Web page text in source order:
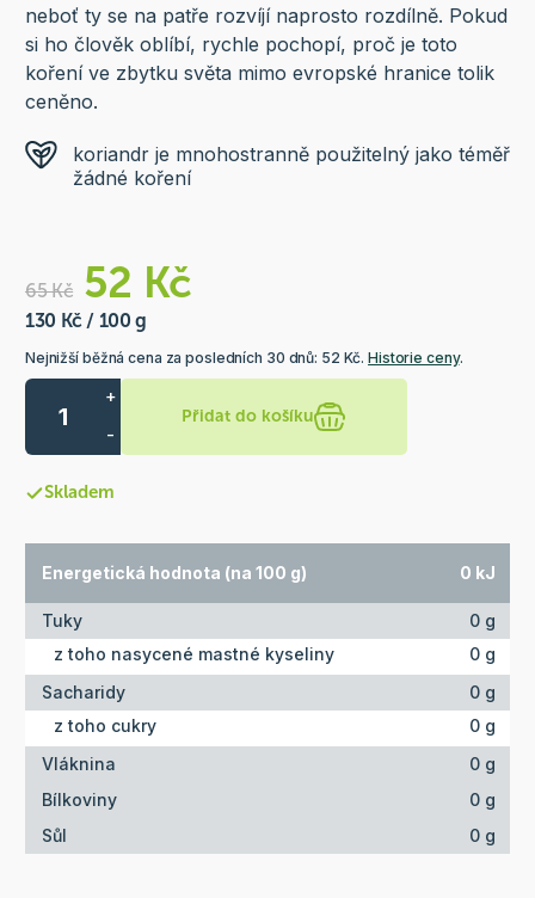
neboť ty se na patře rozvíjí naprosto rozdílně. Pokud
si ho člověk oblíbí, rychle pochopí, proč je toto
koření ve zbytku světa mimo evropské hranice tolik
ceněno.
koriandr je mnohostranně použitelný jako téměř
žádné koření
65 Kč 52 Kč
130 Kč / 100 g
Nejnižší běžná cena za posledních 30 dnů: 52 Kč.Historie ceny.
+
-
Přidat do košíku
Skladem
Energetická hodnota (na 100 g) 0 kJ
Tuky
0 g
z toho nasycené mastné kyseliny
0 g
Sacharidy
0 g
z toho cukry
0 g
Vláknina
0 g
Bílkoviny
0 g
Sůl
0 g